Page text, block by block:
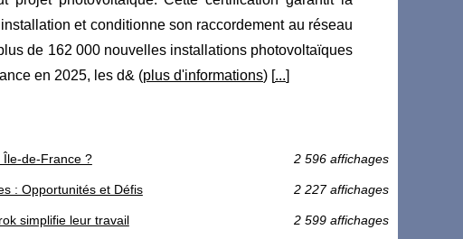
et conditionne son raccordement au réseau
de 162 000 nouvelles installations photovoltaïques
en 2025, les d& (plus d'informations) [ ...
Île-de-France ? 2 596 affichages
: Opportunités et Défis 2 227 affichages
simplifie leur travail 2 599 affichages